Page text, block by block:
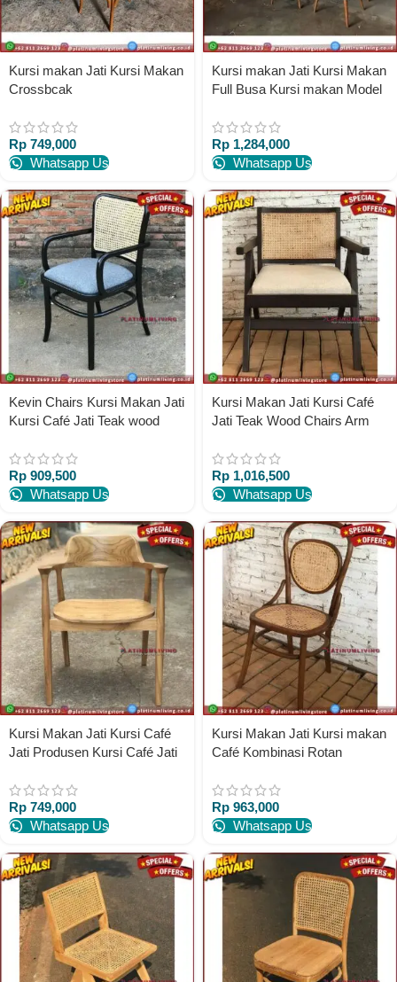
Kursi makan Jati Kursi Makan
Crossbcak
Rp 749,000
Whatsapp Us
Kursi makan Jati Kursi Makan
Full Busa Kursi makan Model
Rp 1,284,000
Whatsapp Us
Kevin Chairs Kursi Makan Jati
Kursi Café Jati Teak wood
Rp 909,500
Whatsapp Us
Kursi Makan Jati Kursi Café
Jati Teak Wood Chairs Arm
Rp 1,016,500
Whatsapp Us
Kursi Makan Jati Kursi Café
Jati Produsen Kursi Café Jati
Rp 749,000
Whatsapp Us
Kursi Makan Jati Kursi makan
Café Kombinasi Rotan
Rp 963,000
Whatsapp Us